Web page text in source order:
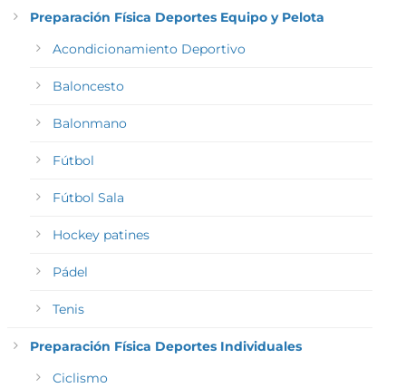
Preparación Física Deportes Equipo y Pelota
Acondicionamiento Deportivo
Baloncesto
Balonmano
Fútbol
Fútbol Sala
Hockey patines
Pádel
Tenis
Preparación Física Deportes Individuales
Ciclismo